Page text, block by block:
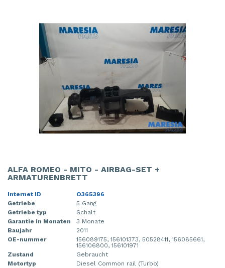
ALFA ROMEO - MITO - AIRBAG-SET +
ARMATURENBRETT
Internet ID
O365396
Getriebe
5 Gang
Getriebe typ
Schalt
Garantie in Monaten
3 Monate
Baujahr
2011
OE-nummer
156089175, 156101373, 50528411, 156085661,
156106800, 156101971
Zustand
Gebraucht
Motortyp
Diesel Common rail (Turbo)